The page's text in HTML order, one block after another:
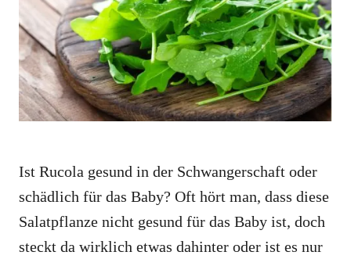
e
s
Ist Rucola gesund in der Schwangerschaft oder
schädlich für das Baby? Oft hört man, dass diese
Salatpflanze nicht gesund für das Baby ist, doch
steckt da wirklich etwas dahinter oder ist es nur